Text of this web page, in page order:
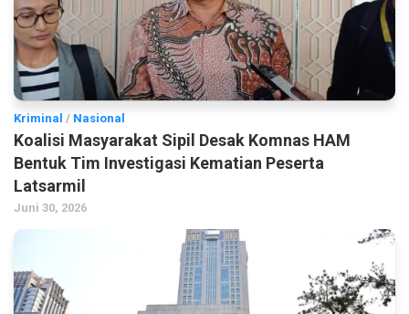
Kriminal / Nasional
Koalisi Masyarakat Sipil Desak Komnas HAM
Bentuk Tim Investigasi Kematian Peserta
Latsarmil
Juni 30, 2026